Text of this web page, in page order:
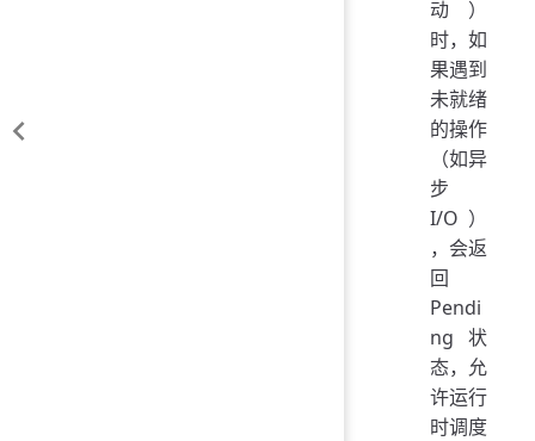
动）
时，如
果遇到
未就绪
的操作
（如异
步
I/O）
，会返
回
Pendi
ng 状
态，允
许运行
时调度